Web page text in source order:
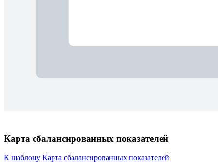
Карта сбалансированных показателей
К шаблону Карта сбалансированных показателей